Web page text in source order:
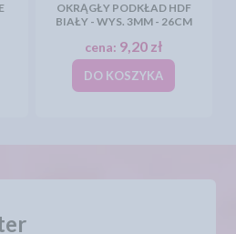
OKRĄGŁY PODKŁAD HDF
BIAŁY - WYS. 3MM - 26CM
cena: 9,20 zł
DO KOSZYKA